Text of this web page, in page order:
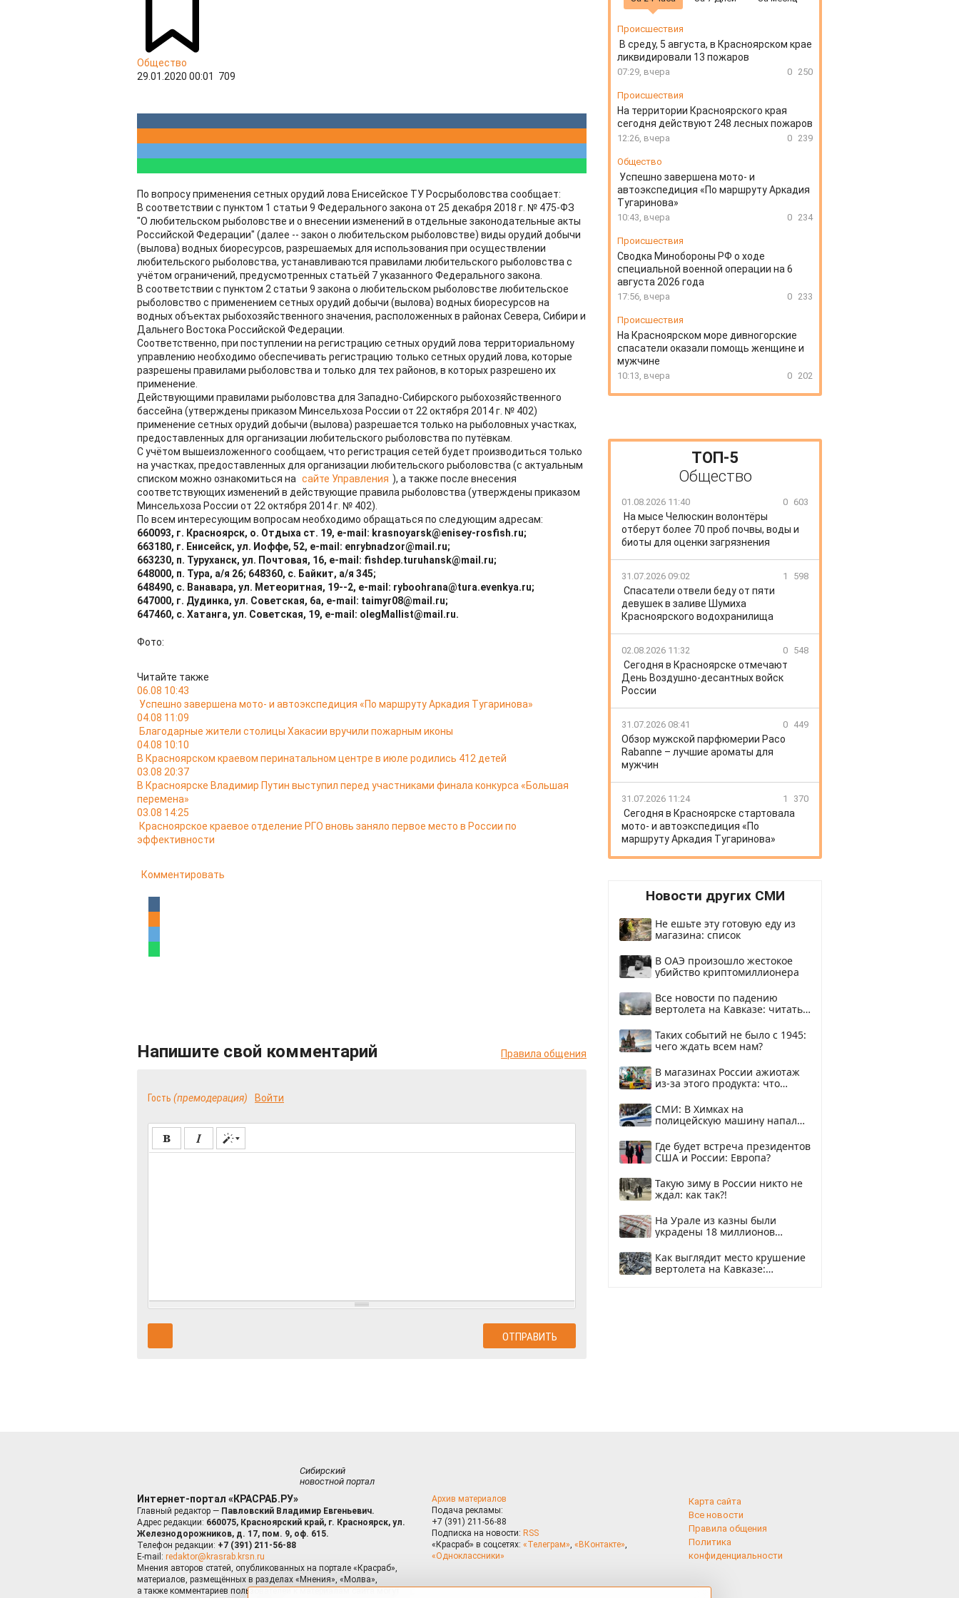
Общество
29.01.2020 00:01
709
По вопросу применения сетных орудий лова Енисейское ТУ Росрыболовства сообщает:
В соответствии с пунктом 1 статьи 9 Федерального закона от 25 декабря 2018 г. № 475-ФЗ
"О любительском рыболовстве и о внесении изменений в отдельные законодательные акты
Российской Федерации" (далее -- закон о любительском рыболовстве) виды орудий добычи
(вылова) водных биоресурсов, разрешаемых для использования при осуществлении
любительского рыболовства, устанавливаются правилами любительского рыболовства с
учётом ограничений, предусмотренных статьёй 7 указанного Федерального закона.
В соответствии с пунктом 2 статьи 9 закона о любительском рыболовстве любительское
рыболовство с применением сетных орудий добычи (вылова) водных биоресурсов на
водных объектах рыбохозяйственного значения, расположенных в районах Севера, Сибири и
Дальнего Востока Российской Федерации.
Соответственно, при поступлении на регистрацию сетных орудий лова территориальному
управлению необходимо обеспечивать регистрацию только сетных орудий лова, которые
разрешены правилами рыболовства и только для тех районов, в которых разрешено их
применение.
Действующими правилами рыболовства для Западно-Сибирского рыбохозяйственного
бассейна (утверждены приказом Минсельхоза России от 22 октября 2014 г. № 402)
применение сетных орудий добычи (вылова) разрешается только на рыболовных участках,
предоставленных для организации любительского рыболовства по путёвкам.
С учётом вышеизложенного сообщаем, что регистрация сетей будет производиться только
на участках, предоставленных для организации любительского рыболовства (с актуальным
списком можно ознакомиться на сайте Управления ), а также после внесения
соответствующих изменений в действующие правила рыболовства (утверждены приказом
Минсельхоза России от 22 октября 2014 г. № 402).
По всем интересующим вопросам необходимо обращаться по следующим адресам:
660093, г. Красноярск, о. Отдыха ст. 19, e-mail: krasnoyarsk@enisey-rosfish.ru;
663180, г. Енисейск, ул. Иоффе, 52, e-mail: enrybnadzor@mail.ru;
663230, п. Туруханск, ул. Почтовая, 16, e-mail: fishdep.turuhansk@mail.ru;
648000, п. Тура, а/я 26; 648360, с. Байкит, а/я 345;
648490, с. Ванавара, ул. Метеоритная, 19--2, e-mail: ryboohrana@tura.evenkya.ru;
647000, г. Дудинка, ул. Советская, 6а, e-mail: taimyr08@mail.ru;
647460, с. Хатанга, ул. Советская, 19, e-mail: olegMallist@mail.ru.
Фото:
Читайте также
06.08 10:43
Успешно завершена мото- и автоэкспедиция «По маршруту Аркадия Тугаринова»
04.08 11:09
Благодарные жители столицы Хакасии вручили пожарным иконы
04.08 10:10
В Красноярском краевом перинатальном центре в июле родились 412 детей
03.08 20:37
В Красноярске Владимир Путин выступил перед участниками финала конкурса «Большая
перемена»
03.08 14:25
Красноярское краевое отделение РГО вновь заняло первое место в России по
эффективности
Комментировать
Напишите свой комментарий Правила общения
Гость (премодерация) Войти
Происшествия
В среду, 5 августа, в Красноярском крае
ликвидировали 13 пожаров
07:29, вчера 0 250
Происшествия
На территории Красноярского края
сегодня действуют 248 лесных пожаров
12:26, вчера 0 239
Общество
Успешно завершена мото- и
автоэкспедиция «По маршруту Аркадия
Тугаринова»
10:43, вчера 0 234
Происшествия
Сводка Минобороны РФ о ходе
специальной военной операции на 6
августа 2026 года
17:56, вчера 0 233
Происшествия
На Красноярском море дивногорские
спасатели оказали помощь женщине и
мужчине
10:13, вчера 0 202
ТОП-5
Общество
01.08.2026 11:40 0 603
На мысе Челюскин волонтёры
отберут более 70 проб почвы, воды и
биоты для оценки загрязнения
31.07.2026 09:02 1 598
Спасатели отвели беду от пяти
девушек в заливе Шумиха
Красноярского водохранилища
02.08.2026 11:32 0 548
Сегодня в Красноярске отмечают
День Воздушно-десантных войск
России
31.07.2026 08:41 0 449
Обзор мужской парфюмерии Paco
Rabanne – лучшие ароматы для
мужчин
31.07.2026 11:24 1 370
Сегодня в Красноярске стартовала
мото- и автоэкспедиция «По
маршруту Аркадия Тугаринова»
Новости других СМИ
Не ешьте эту готовую еду из
магазина: список
В ОАЭ произошло жестокое
убийство криптомиллионера
Все новости по падению
вертолета на Кавказе: читать
Таких событий не было с 1945:
чего ждать всем нам?
В магазинах России ажиотаж
из-за этого продукта: что
СМИ: В Химках на
полицейскую машину напали
Где будет встреча президентов
США и России: Европа?
Такую зиму в России никто не
ждал: как так?!
На Урале из казны были
украдены 18 миллионов
Как выглядит место крушение
вертолета на Кавказе:
Сибирский
новостной портал
Интернет-портал «КРАСРАБ.РУ»
Главный редактор — Павловский Владимир Евгеньевич.
Адрес редакции: 660075, Красноярский край, г. Красноярск, ул.
Железнодорожников, д. 17, пом. 9, оф. 615.
Телефон редакции: +7 (391) 211-56-88
E-mail: redaktor@krasrab.krsn.ru
Мнения авторов статей, опубликованных на портале «Красраб»,
материалов, размещённых в разделах «Мнения», «Молва»,
а также комментариев пользователей к материалам сайта могут
Архив материалов
Подача рекламы:
+7 (391) 211-56-88
Подписка на новости: RSS
«Красраб» в соцсетях: «Телеграм», «ВКонтакте»,
«Одноклассники»
Карта сайта
Все новости
Правила общения
Политика
конфиденциальности